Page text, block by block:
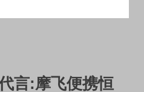
言:摩飞便携恒